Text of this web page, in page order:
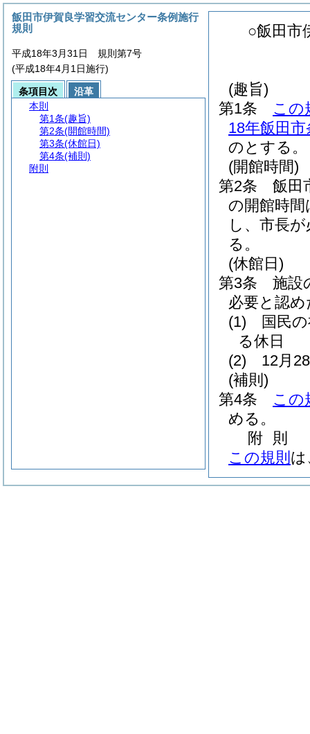
○飯田市
(趣旨)
第1条
この
18年飯田
のとする。
(開館時間)
第2条
飯田
の開館時
し、市長
る。
(休館日)
第3条
施設
必要と認
(1)
国民
る休日
(2)
12月
(補則)
第4条
この
める。
附 則
この規則 は
飯田市伊賀良学習交流センター条例施行
規則
平成18年3月31日 規則第7号
(平成18年4月1日施行)
条項目次
沿革
本則
第1条(趣旨)
第2条(開館時間)
第3条(休館日)
第4条(補則)
附則